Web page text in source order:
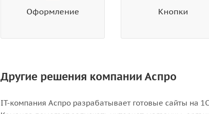
Оформление Кнопки
Другие решения компании Аспро
IT-компания Аспро разрабатывает готовые сайты на